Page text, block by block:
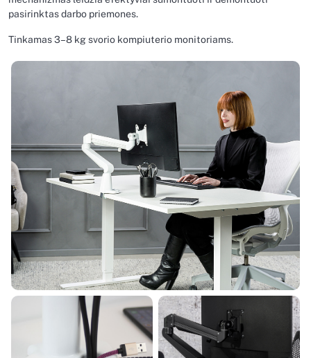
pasirinktas darbo priemones.
Tinkamas 3–8 kg svorio kompiuterio monitoriams.